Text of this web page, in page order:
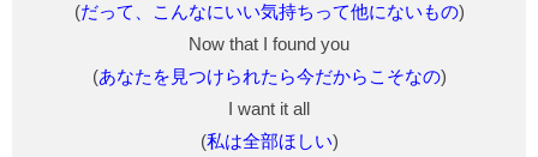
(だって、こんなにいい気持ちって他にないもの)
Now that I found you
(あなたを見つけられたら今だからこそなの)
I want it all
(私は全部ほしい)